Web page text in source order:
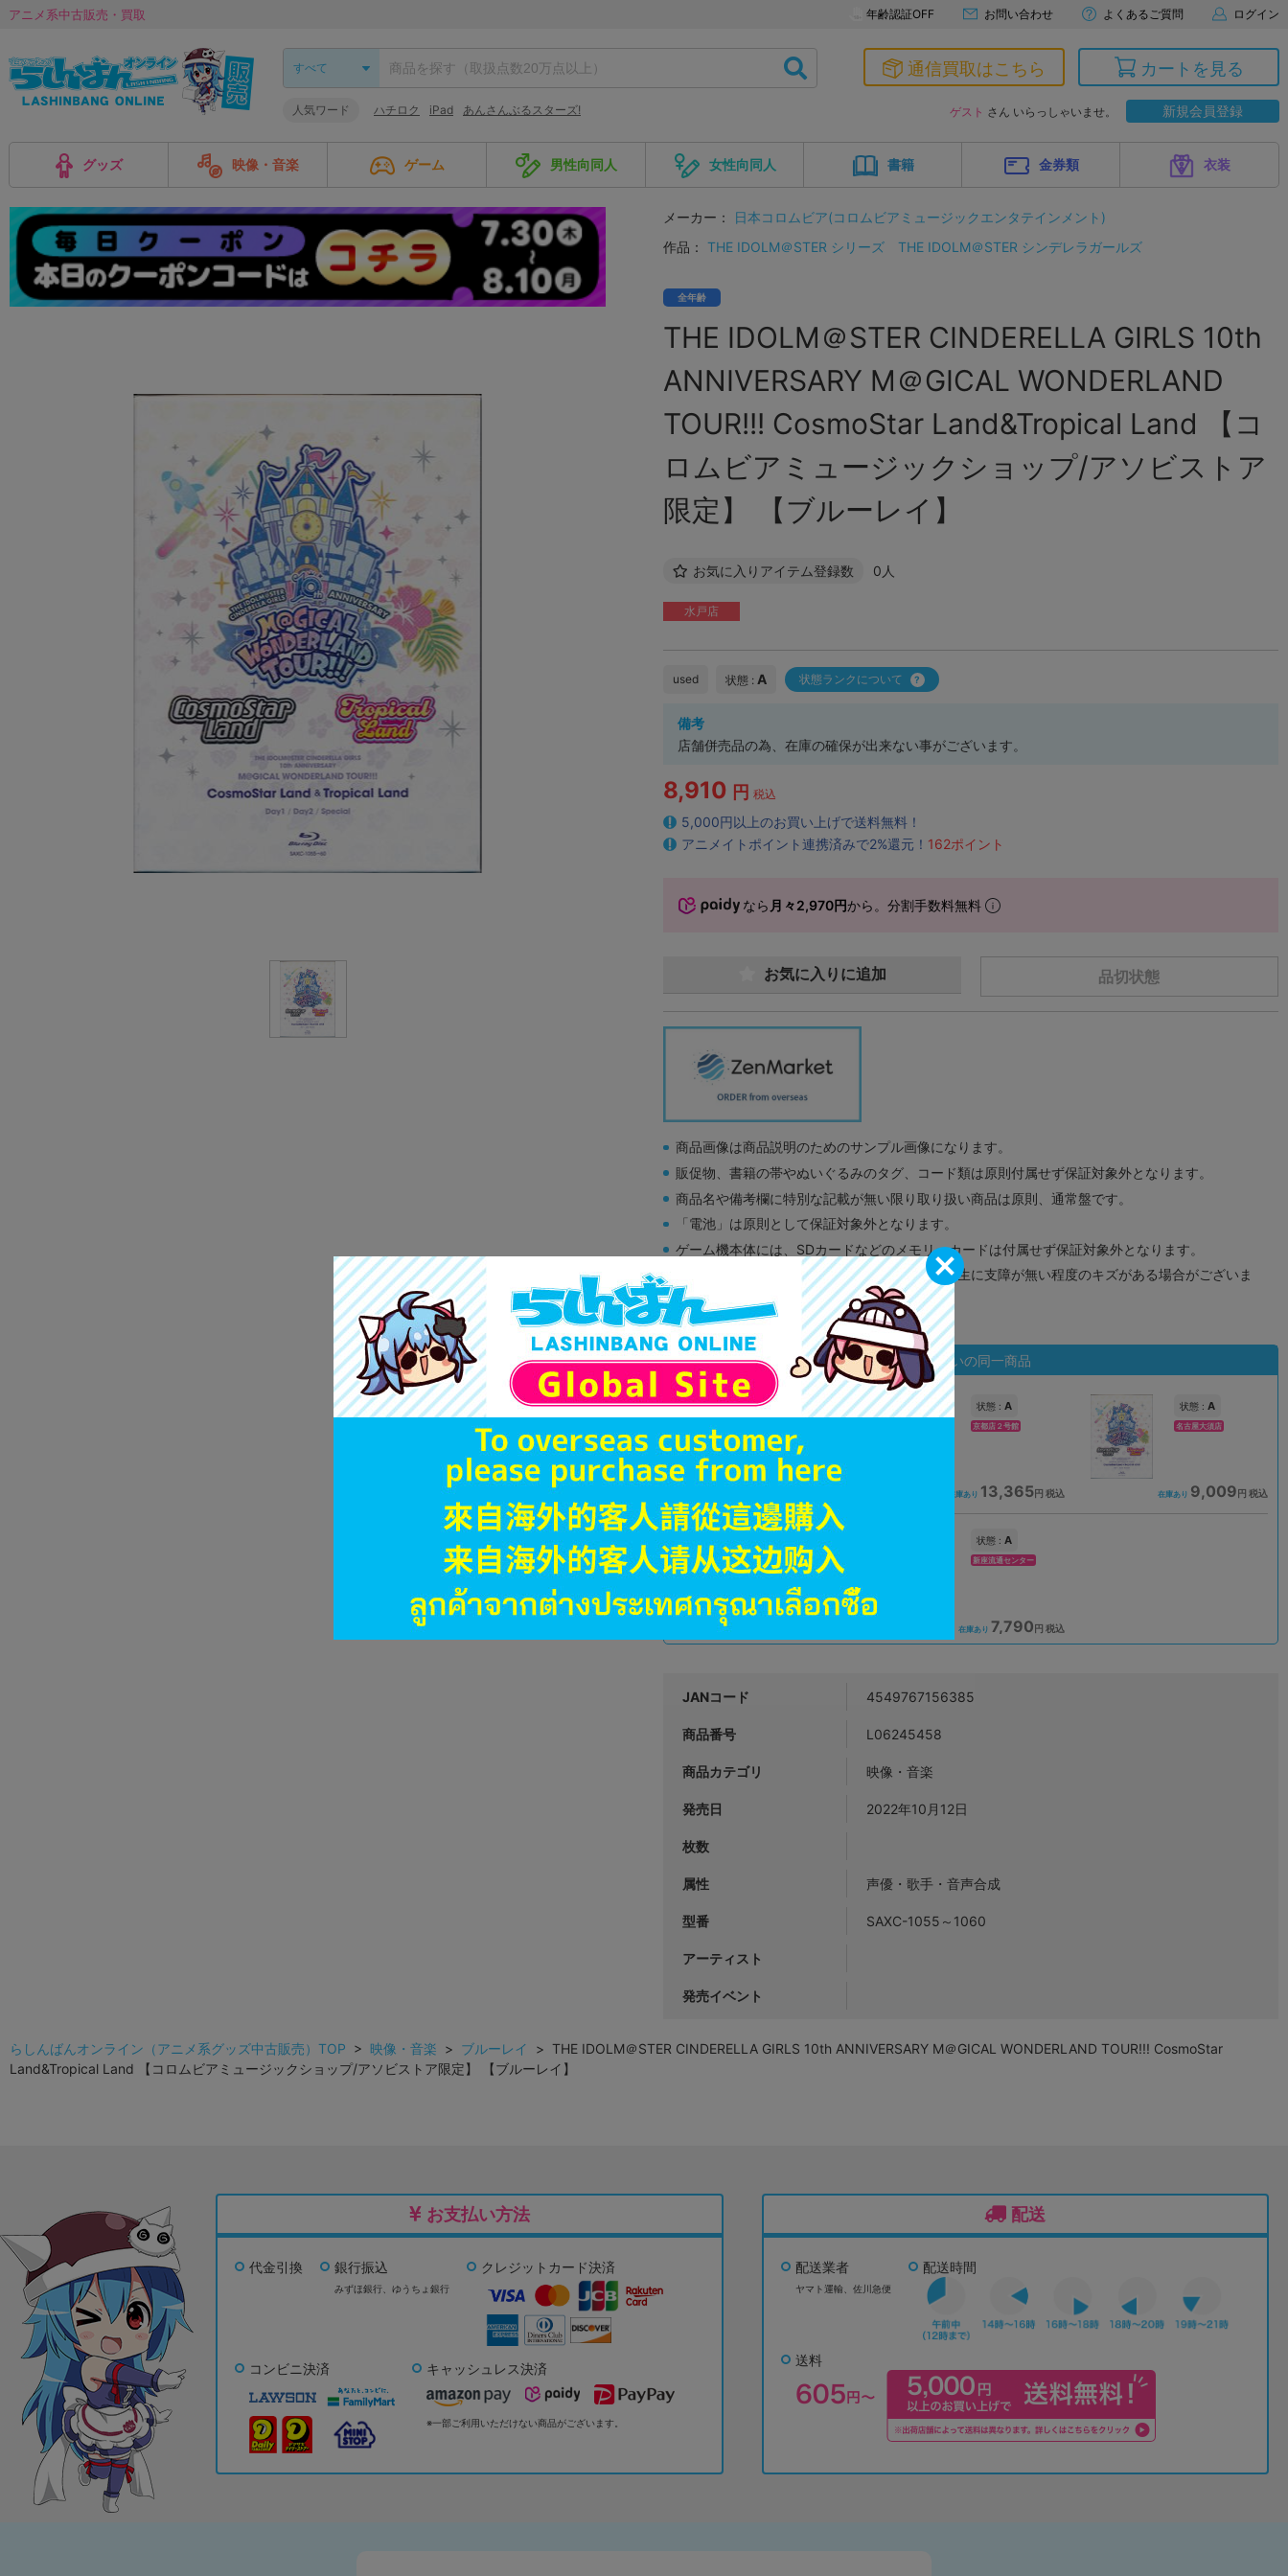
アニメ系中古販売・買取 年齢認証OFF お問い合わせ よくあるご質問 ログイン
人気ワード ハチロク iPad あんさんぶるスターズ!
通信買取はこちら カートを見る
ゲスト さん いらっしゃいませ。 新規会員登録
グッズ 映像・音楽 ゲーム 男性向同人 女性向同人 書籍 金券類 衣装
メーカー：
日本コロムビア(コロムビアミュージックエンタテインメント)
作品： THE IDOLM＠STER シリーズ THE IDOLM＠STER シンデレラガールズ
全年齢
THE IDOLM＠STER CINDERELLA GIRLS 10th
ANNIVERSARY M＠GICAL WONDERLAND
TOUR!!! CosmoStar Land&Tropical Land 【コ
ロムビアミュージックショップ/アソビストア
限定】 【ブルーレイ】
お気に入りアイテム登録数 0人
水戸店
used 状態 : A 状態ランクについて
備考
店舗併売品の為、在庫の確保が出来ない事がございます。
8,910 円 税込
5,000円以上のお買い上げで送料無料！
アニメイトポイント連携済みで2%還元！ 162ポイント
なら 月々2,970円から。分割手数料無料
品切状態
お気に入りに追加
商品画像は商品説明のためのサンプル画像になります。
販促物、書籍の帯やぬいぐるみのタグ、コード類は原則付属せず保証対象外となります。
商品名や備考欄に特別な記載が無い限り取り扱い商品は原則、通常盤です。
「電池」は原則として保証対象外となります。
ゲーム機本体には、SDカードなどのメモリーカードは付属せず保証対象外となります。
ディスク類の読み取り面のキズに関しまして再生に支障が無い程度のキズがある場合がございま
す。
※詳細につきましてはコチラ
状態違いの同一商品
A
7,790
状態 : A
京都店２号館
在庫あり 13,365円 税込
状態 : A
名古屋大須店
在庫あり 9,009 円 税込
状態 : A
金沢店
状態 : A
新座流通センター
在庫あり 7,790円 税込
JANコード 4549767156385
商品番号 L06245458
商品カテゴリ 映像・音楽
発売日 2022年10月12日
枚数
属性 声優・歌手・音声合成
型番 SAXC-1055～1060
アーティスト
発売イベント
らしんばんオンライン（アニメ系グッズ中古販売）TOP > 映像・音楽 > ブルーレイ
> THE IDOLM＠STER CINDERELLA GIRLS 10th ANNIVERSARY M＠GICAL WONDERLAND TOUR!!! CosmoStar
Land&Tropical Land 【コロムビアミュージックショップ/アソビストア限定】 【ブルーレイ】
お支払い方法
代金引換 銀行振込
みずほ銀行、 ゆうちょ銀行
クレジットカード決済
コンビニ決済 キャッシュレス決済
※一部ご利用いただけない商品がございます。
配送
配送業者
ヤマト運輸、佐川急便
配送時間
送料